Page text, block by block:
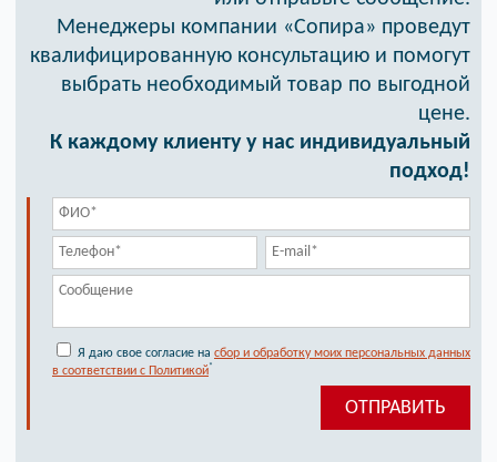
Менеджеры компании «Сопира» проведут
квалифицированную консультацию и помогут
выбрать необходимый товар по выгодной
цене.
К каждому клиенту у нас индивидуальный
подход!
Я даю свое согласие на сбор и обработку моих персональных данных
в соответствии с Политикой*